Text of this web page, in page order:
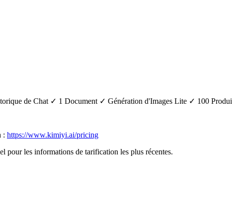
de Chat ✓ 1 Document ✓ Génération d'Images Lite ✓ 100
: https://www.kimiyi.ai/pricing
pour les informations de tarification les plus récentes.